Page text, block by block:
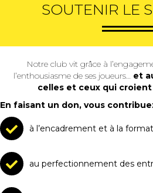
SOUTENIR LE
Notre club vit grâce à
l’enthousiasme de ses joueurs… et
celles et ceux qui
En faisant un don, vous
à l’encadrement et à la
au perfectionnement des